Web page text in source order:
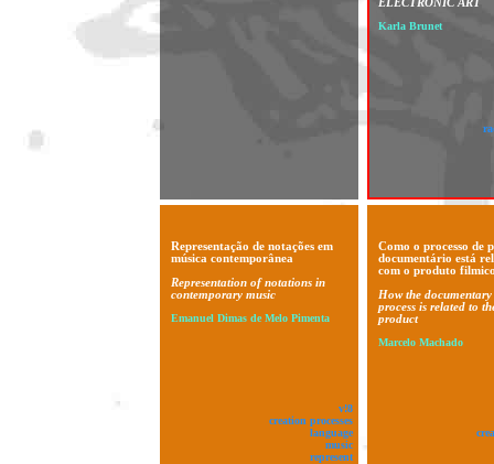
Karla Brunet
Representação de notações em
música contemporânea
Representation of notations in
contemporary music
Emanuel Dimas de Melo Pimenta
v!8
creation processes
language
music
represent
Como o processo de
documentário está
com o produto
How the documentary
process is related to
product
Marcelo Machado